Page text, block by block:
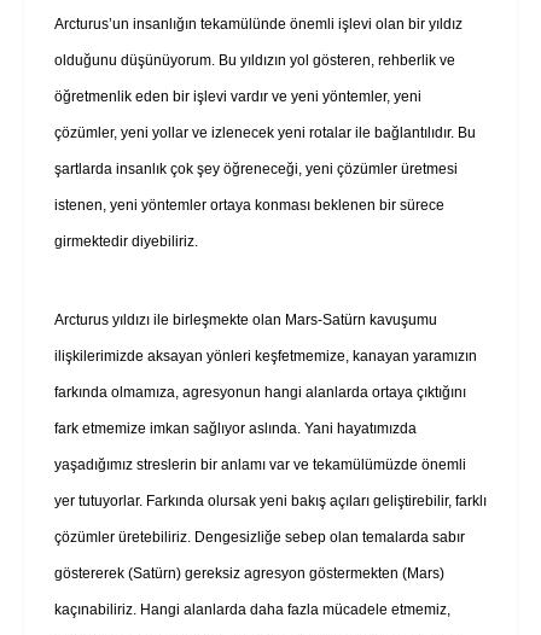
Arcturus’un insanlığın tekamülünde önemli işlevi olan bir yıldız
olduğunu düşünüyorum. Bu yıldızın yol gösteren, rehberlik ve
öğretmenlik eden bir işlevi vardır ve yeni yöntemler, yeni
çözümler, yeni yollar ve izlenecek yeni rotalar ile bağlantılıdır. Bu
şartlarda insanlık çok şey öğreneceği, yeni çözümler üretmesi
istenen, yeni yöntemler ortaya konması beklenen bir sürece
girmektedir diyebiliriz.
Arcturus yıldızı ile birleşmekte olan Mars-Satürn kavuşumu
ilişkilerimizde aksayan yönleri keşfetmemize, kanayan yaramızın
farkında olmamıza, agresyonun hangi alanlarda ortaya çıktığını
fark etmemize imkan sağlıyor aslında. Yani hayatımızda
yaşadığımız streslerin bir anlamı var ve tekamülümüzde önemli
yer tutuyorlar. Farkında olursak yeni bakış açıları geliştirebilir, farklı
çözümler üretebiliriz. Dengesizliğe sebep olan temalarda sabır
göstererek (Satürn) gereksiz agresyon göstermekten (Mars)
kaçınabiliriz. Hangi alanlarda daha fazla mücadele etmemiz,